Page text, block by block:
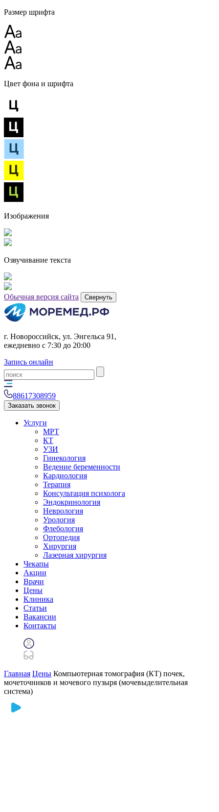
Размер шрифта
Цвет фона и шрифта
Изображения
Озвучивание текста
Обычная версия сайта Свернуть
г. Новороссийск, ул. Энгельса 91,
ежедневно с 7:30 до 20:00
Запись онлайн
88617308959
Заказать звонок
Услуги
МРТ
КТ
УЗИ
Гинекология
Ведение беременности
Кардиология
Терапия
Консультация психолога
Эндокринология
Неврология
Урология
Флебология
Ортопедия
Хирургия
Лазерная хирургия
Чекапы
Акции
Врачи
Цены
Клиника
Статьи
Вакансии
Контакты
Главная Цены Компьютерная томография (КТ) почек,
мочеточников и мочевого пузыря (мочевыделительная
система)